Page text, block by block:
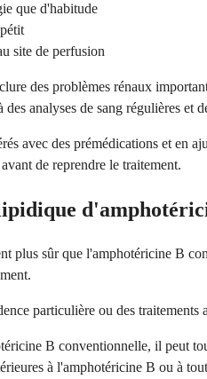
que d'habitude
site de perfusion
des problèmes rénaux
analyses de sang régulières et
avec des prémédications et en
de reprendre le traitement.
sûr que l'amphotéricine B
particulière ou des
B conventionnelle, il peut
à l'amphotéricine B ou à